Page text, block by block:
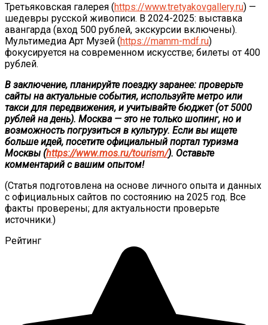
Третьяковская галерея (https://www.tretyakovgallery.ru) —
шедевры русской живописи. В 2024-2025: выставка
авангарда (вход 500 рублей, экскурсии включены).
Мультимедиа Арт Музей (https://mamm-mdf.ru)
фокусируется на современном искусстве; билеты от 400
рублей.
В заключение, планируйте поездку заранее: проверьте
сайты на актуальные события, используйте метро или
такси для передвижения, и учитывайте бюджет (от 5000
рублей на день). Москва — это не только шопинг, но и
возможность погрузиться в культуру. Если вы ищете
больше идей, посетите официальный портал туризма
Москвы (https://www.mos.ru/tourism/). Оставьте
комментарий с вашим опытом!
(Статья подготовлена на основе личного опыта и данных
с официальных сайтов по состоянию на 2025 год. Все
факты проверены; для актуальности проверьте
источники.)
Рейтинг